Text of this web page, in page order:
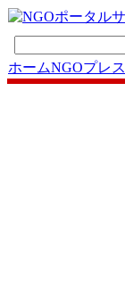
ホームNGOプレス